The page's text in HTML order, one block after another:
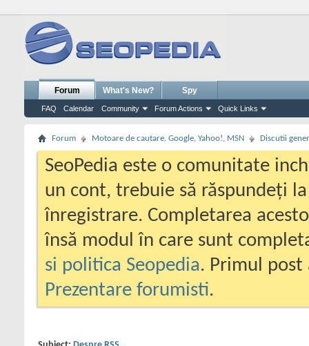
Forum
FAQ Calendar Community Forum Actions Quick Links
What's New? Spy
Forum Motoare de cautare. Google, Yahoo!, MSN Discutii
SeoPedia este o comunitate
un cont, trebuie să răspundeți
înregistrare. Completarea
însă modul în care sunt
si politica Seopedia. Primul
Prezentare forumisti.